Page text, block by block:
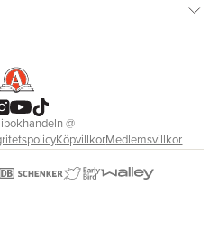
@
KöpvillkorMedlemsvillkor